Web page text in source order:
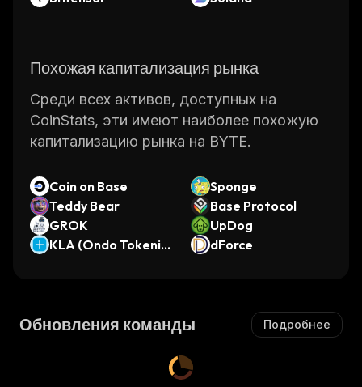
Похожая капитализация рынка
Среди всех активов, доступных на
CoinStats, эти имеют наиболее похожую
капитализацию рынка на BYTE.
Coin on Base
Sponge
Teddy Bear
Base Protocol
GROK
UpDog
KLA (Ondo Tokeniz
dForce
Обновления команды Подробнее